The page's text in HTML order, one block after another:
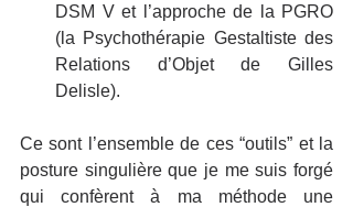
DSM V et l’approche de la PGRO
(la Psychothérapie Gestaltiste des
Relations d’Objet de Gilles
Delisle).
Ce sont l’ensemble de ces “outils” et la
posture singulière que je me suis forgé
qui confèrent à ma méthode une